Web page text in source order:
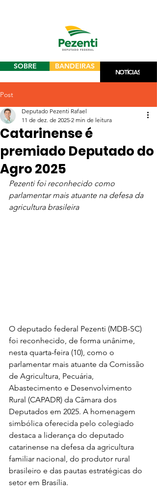
SOBRE BANDEIRAS
NOTÍCIAS
Post
Catarinense é
premiado Deputado do
Agro 2025
Deputado Pezenti Rafael
11 de dez. de 2025 2 min de leitura
Pezenti foi reconhecido como
parlamentar mais atuante na defesa da
agricultura brasileira
O deputado federal Pezenti (MDB-SC)
foi reconhecido, de forma unânime,
nesta quarta-feira (10), como o
parlamentar mais atuante da Comissão
de Agricultura, Pecuária,
Abastecimento e Desenvolvimento
Rural (CAPADR) da Câmara dos
Deputados em 2025. A homenagem
simbólica oferecida pelo colegiado
destaca a liderança do deputado
catarinense na defesa da agricultura
familiar nacional, do produtor rural
brasileiro e das pautas estratégicas do
setor em Brasília.